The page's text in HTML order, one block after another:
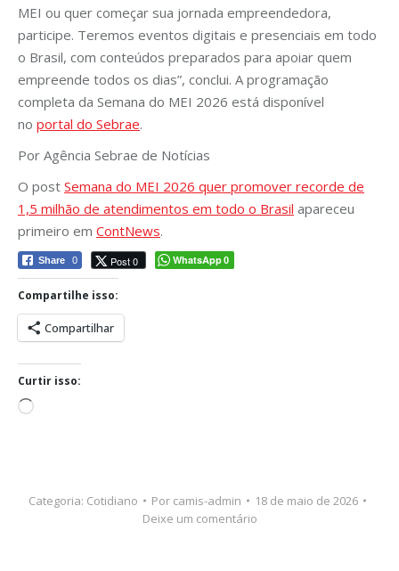
MEI ou quer começar sua jornada empreendedora,
participe. Teremos eventos digitais e presenciais em todo
o Brasil, com conteúdos preparados para apoiar quem
empreende todos os dias”, conclui. A programação
completa da Semana do MEI 2026 está disponível
no portal do Sebrae.
Por Agência Sebrae de Notícias
O post Semana do MEI 2026 quer promover recorde de
1,5 milhão de atendimentos em todo o Brasil apareceu
primeiro em ContNews.
Share 0 Post 0 WhatsApp0
Compartilhe isso:
Compartilhar
Curtir isso:
Carregando...
Categoria: Cotidiano Por camis-admin
18 de maio de 2026
Deixe um comentário